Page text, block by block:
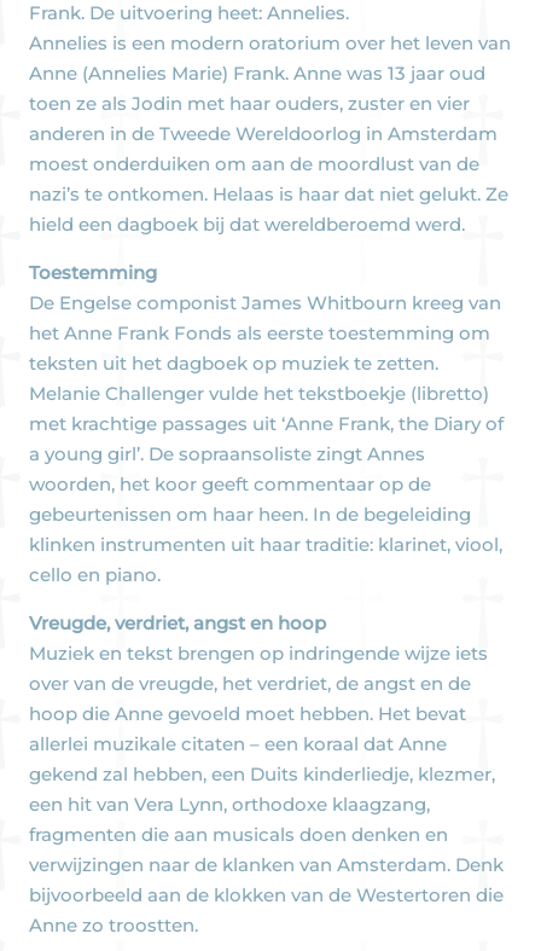
Frank. De uitvoering heet: Annelies.
Annelies is een modern oratorium over het leven van
Anne (Annelies Marie) Frank. Anne was 13 jaar oud
toen ze als Jodin met haar ouders, zuster en vier
anderen in de Tweede Wereldoorlog in Amsterdam
moest onderduiken om aan de moordlust van de
nazi’s te ontkomen. Helaas is haar dat niet gelukt. Ze
hield een dagboek bij dat wereldberoemd werd.
Toestemming
De Engelse componist James Whitbourn kreeg van
het Anne Frank Fonds als eerste toestemming om
teksten uit het dagboek op muziek te zetten.
Melanie Challenger vulde het tekstboekje (libretto)
met krachtige passages uit ‘Anne Frank, the Diary of
a young girl’. De sopraansoliste zingt Annes
woorden, het koor geeft commentaar op de
gebeurtenissen om haar heen. In de begeleiding
klinken instrumenten uit haar traditie: klarinet, viool,
cello en piano.
Vreugde, verdriet, angst en hoop
Muziek en tekst brengen op indringende wijze iets
over van de vreugde, het verdriet, de angst en de
hoop die Anne gevoeld moet hebben. Het bevat
allerlei muzikale citaten – een koraal dat Anne
gekend zal hebben, een Duits kinderliedje, klezmer,
een hit van Vera Lynn, orthodoxe klaagzang,
fragmenten die aan musicals doen denken en
verwijzingen naar de klanken van Amsterdam. Denk
bijvoorbeeld aan de klokken van de Westertoren die
Anne zo troostten.